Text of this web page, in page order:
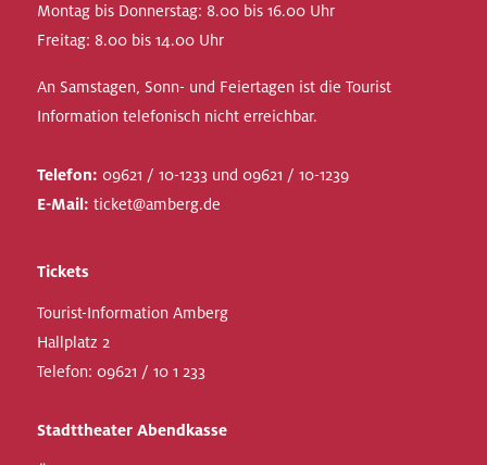
Montag bis Donnerstag: 8.00 bis 16.00 Uhr
Freitag: 8.00 bis 14.00 Uhr
An Samstagen, Sonn- und Feiertagen ist die Tourist
Information telefonisch nicht erreichbar.
Telefon: 09621 / 10-1233 und 09621 / 10-1239
E-Mail: ticket@amberg.de
Tickets
Tourist-Information Amberg
Hallplatz 2
Telefon: 09621 / 10 1 233
Stadttheater Abendkasse